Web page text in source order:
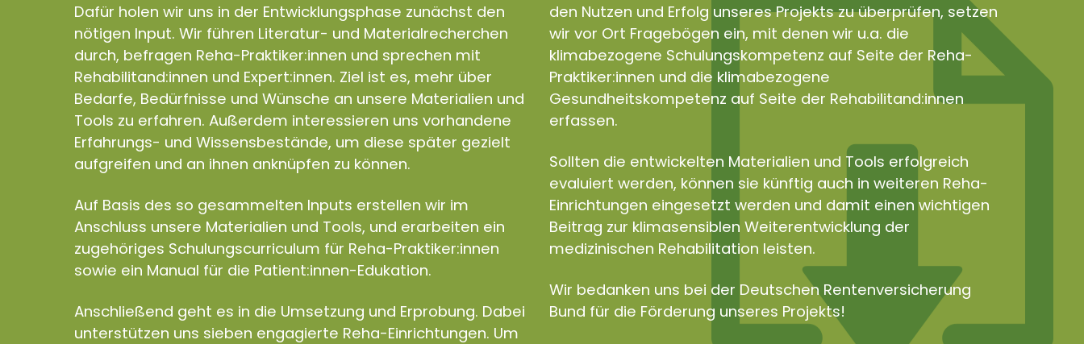
Dafür holen wir uns in der Entwicklungsphase zunächst den
nötigen Input. Wir führen Literatur- und Materialrecherchen
durch, befragen Reha-Praktiker:innen und sprechen mit
Rehabilitand:innen und Expert:innen. Ziel ist es, mehr über
Bedarfe, Bedürfnisse und Wünsche an unsere Materialien und
Tools zu erfahren. Außerdem interessieren uns vorhandene
Erfahrungs- und Wissensbestände, um diese später gezielt
aufgreifen und an ihnen anknüpfen zu können.
Auf Basis des so gesammelten Inputs erstellen wir im
Anschluss unsere Materialien und Tools, und erarbeiten ein
zugehöriges Schulungscurriculum für Reha-Praktiker:innen
sowie ein Manual für die Patient:innen-Edukation.
Anschließend geht es in die Umsetzung und Erprobung. Dabei
unterstützen uns sieben engagierte Reha-Einrichtungen. Um
den Nutzen und Erfolg unseres Projekts zu überprüfen, setzen
wir vor Ort Fragebögen ein, mit denen wir u.a. die
klimabezogene Schulungskompetenz auf Seite der Reha-
Praktiker:innen und die klimabezogene
Gesundheitskompetenz auf Seite der Rehabilitand:innen
erfassen.
Sollten die entwickelten Materialien und Tools erfolgreich
evaluiert werden, können sie künftig auch in weiteren Reha-
Einrichtungen eingesetzt werden und damit einen wichtigen
Beitrag zur klimasensiblen Weiterentwicklung der
medizinischen Rehabilitation leisten.
Wir bedanken uns bei der Deutschen Rentenversicherung
Bund für die Förderung unseres Projekts!